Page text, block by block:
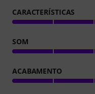
CARACTERÍSTICAS
SOM
ACABAMENTO